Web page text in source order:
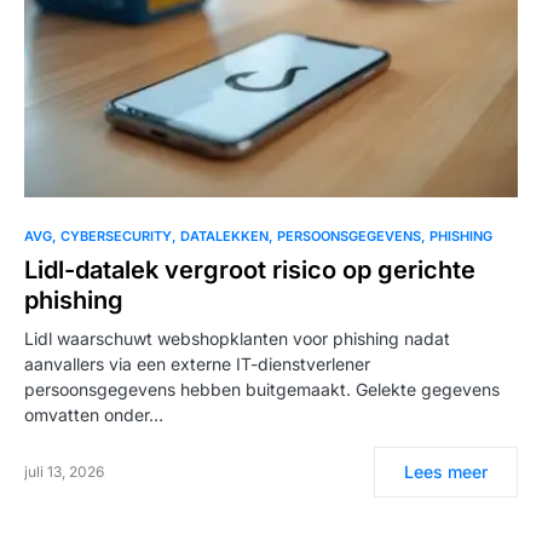
AVG CYBERSECURITY DATALEKKEN PERSOONSGEGEVENS PHISHING
Lidl-datalek vergroot risico op gerichte
phishing
Lidl waarschuwt webshopklanten voor phishing nadat
aanvallers via een externe IT-dienstverlener
persoonsgegevens hebben buitgemaakt. Gelekte gegevens
omvatten onder…
juli 13, 2026 Lees meer